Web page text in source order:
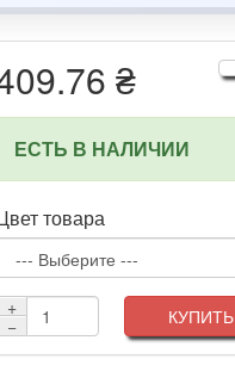
₴
ЕСТЬ В НАЛИЧИИ
товара
+
−
КУПИТЬ